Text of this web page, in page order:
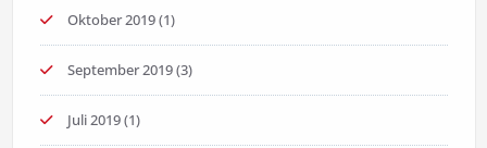
Oktober 2019(1)
September 2019(3)
Juli 2019(1)